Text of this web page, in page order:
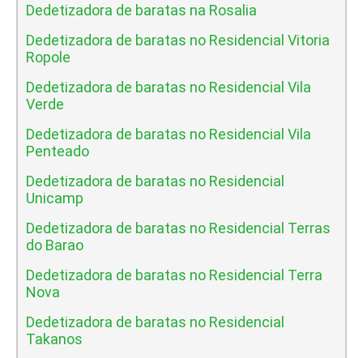
Dedetizadora de baratas na Rosalia
Dedetizadora de baratas no Residencial Vitoria
Ropole
Dedetizadora de baratas no Residencial Vila
Verde
Dedetizadora de baratas no Residencial Vila
Penteado
Dedetizadora de baratas no Residencial
Unicamp
Dedetizadora de baratas no Residencial Terras
do Barao
Dedetizadora de baratas no Residencial Terra
Nova
Dedetizadora de baratas no Residencial
Takanos